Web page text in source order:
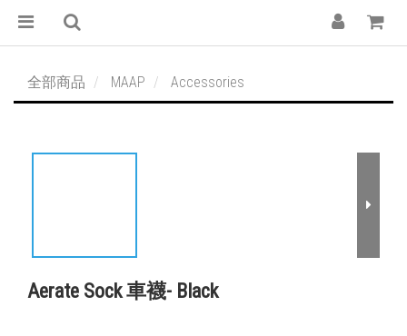
全部商品 MAAP Accessories
Aerate Sock 車襪- Black